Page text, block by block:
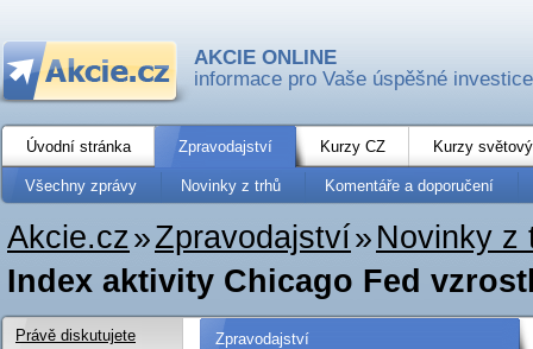
AKCIE ONLINE
informace pro Vaše úspěšné investice
Úvodní stránka Zpravodajství Kurzy CZ Kurzy
Všechny zprávy Novinky z trhů Komentáře a doporučení
Akcie.cz»Zpravodajství» Novinky z
Index aktivity Chicago Fed
Zpravodajství
Právě diskutujete